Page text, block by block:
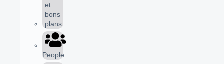
et
bons
plans
People